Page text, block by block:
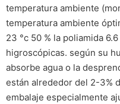
temperatura ambiente
temperatura ambiente
23 °c 50 % la poliamida
higroscópicas. según su
absorbe agua o la
están alrededor del 2-3%
embalaje especialmente